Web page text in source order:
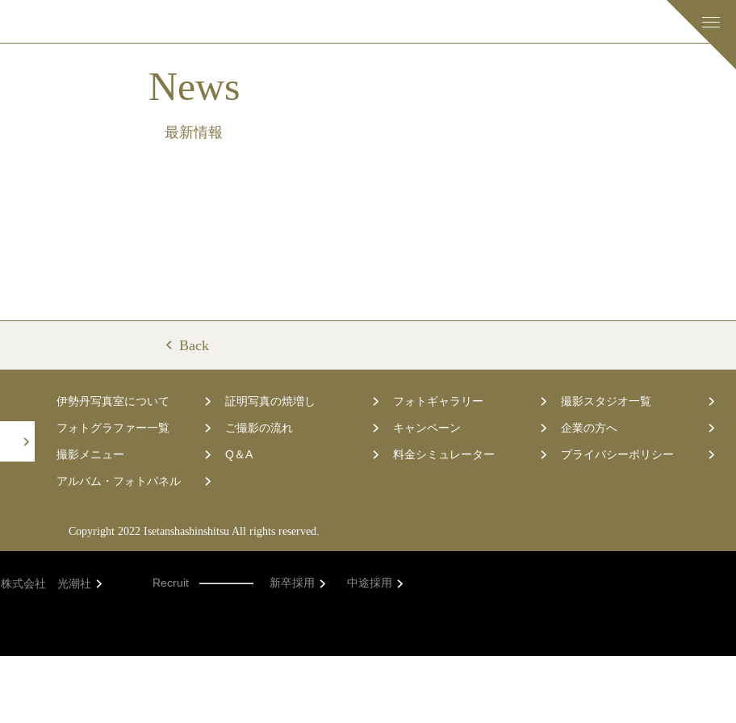
News
最新情報
Back
伊勢丹写真室について 証明写真の焼増し フォトギャラリー 撮影スタジオ一覧
フォトグラファー一覧 ご撮影の流れ キャンペーン 企業の方へ
撮影メニュー Q＆A 料金シミュレーター プライバシーポリシー
アルバム・フォトパネル
Copyright 2022 Isetanshashinshitsu All rights reserved.
株式会社 光潮社 Recruit 新卒採用 中途採用